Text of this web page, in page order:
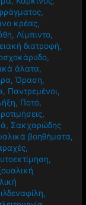
,
κρέας,
,Λίμπιντο,
διατροφή,
,
άλατα,
,Όραση,
, Παντρεμένοι,
, Ποτό,
,
, Σακχαρώδης
βοηθήματα,
,
,
,